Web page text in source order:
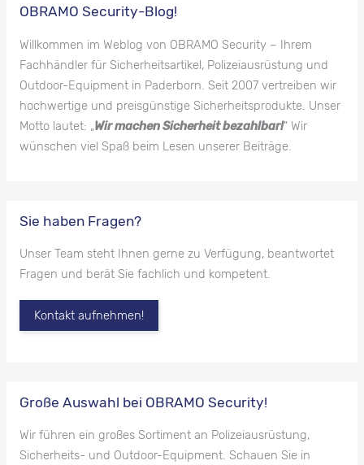
OBRAMO Security-Blog!
Willkommen im Weblog von OBRAMO Security – Ihrem
Fachhändler für Sicherheitsartikel, Polizeiausrüstung und
Outdoor-Equipment in Paderborn. Seit 2007 vertreiben wir
hochwertige und preisgünstige Sicherheitsprodukte. Unser
Motto lautet: „Wir machen Sicherheit bezahlbar!“ Wir
wünschen viel Spaß beim Lesen unserer Beiträge.
Sie haben Fragen?
Unser Team steht Ihnen gerne zu Verfügung, beantwortet
Fragen und berät Sie fachlich und kompetent.
Kontakt aufnehmen!
Große Auswahl bei OBRAMO Security!
Wir führen ein großes Sortiment an Polizeiausrüstung,
Sicherheits- und Outdoor-Equipment. Schauen Sie in